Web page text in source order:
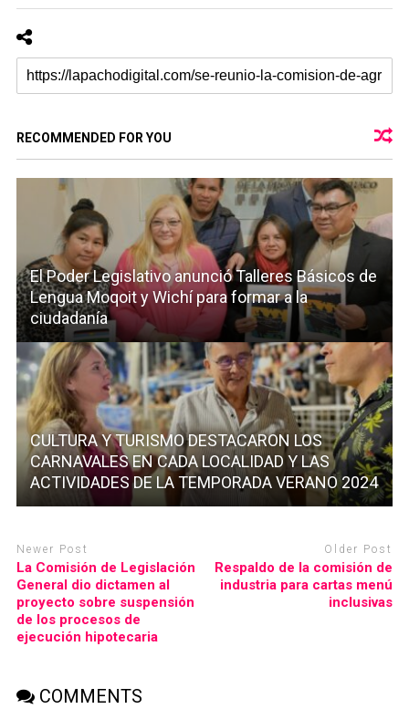
RECOMMENDED FOR YOU
El Poder Legislativo anunció Talleres Básicos de
Lengua Moqoit y Wichí para formar a la
ciudadanía
CULTURA Y TURISMO DESTACARON LOS
CARNAVALES EN CADA LOCALIDAD Y LAS
ACTIVIDADES DE LA TEMPORADA VERANO 2024
Newer Post
La Comisión de Legislación
General dio dictamen al
proyecto sobre suspensión
de los procesos de
ejecución hipotecaria
Older Post
Respaldo de la comisión de
industria para cartas menú
inclusivas
COMMENTS